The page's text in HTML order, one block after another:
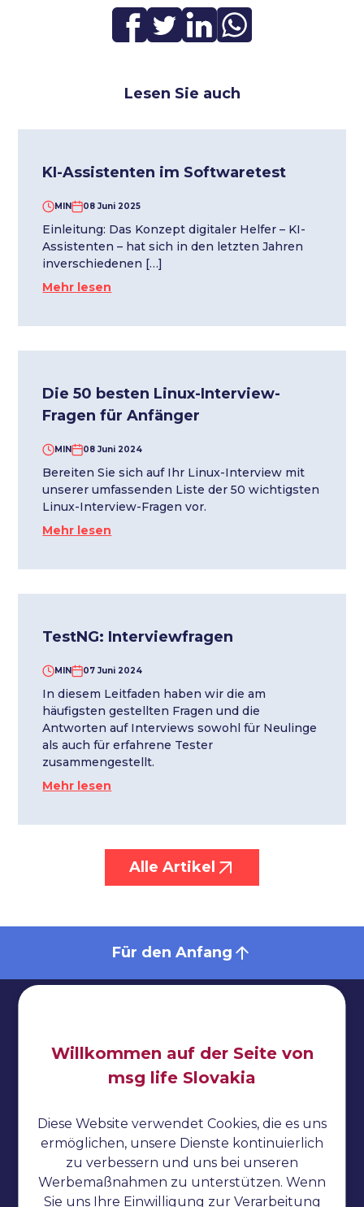
Lesen Sie auch
KI-Assistenten im Softwaretest
MIN 08 Juni 2025
Einleitung: Das Konzept digitaler Helfer – KI-
Assistenten – hat sich in den letzten Jahren
inverschiedenen […]
Mehr lesen
Die 50 besten Linux-Interview-
Fragen für Anfänger
MIN 08 Juni 2024
Bereiten Sie sich auf Ihr Linux-Interview mit
unserer umfassenden Liste der 50 wichtigsten
Linux-Interview-Fragen vor.
Mehr lesen
TestNG: Interviewfragen
MIN 07 Juni 2024
In diesem Leitfaden haben wir die am
häufigsten gestellten Fragen und die
Antworten auf Interviews sowohl für Neulinge
als auch für erfahrene Tester
zusammengestellt.
Mehr lesen
Alle Artikel
Für den Anfang
Impressum
Cookies
Jmeter-Anleitung
Katalon Studio-Anleitung
Willkommen auf der Seite von
msg life Slovakia
Diese Website verwendet Cookies, die es uns
ermöglichen, unsere Dienste kontinuierlich
zu verbessern und uns bei unseren
Werbemaßnahmen zu unterstützen. Wenn
Sie uns Ihre Einwilligung zur Verarbeitung